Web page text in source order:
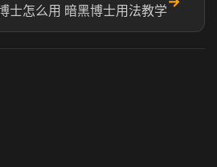
士怎么用 暗黑博士用法教学